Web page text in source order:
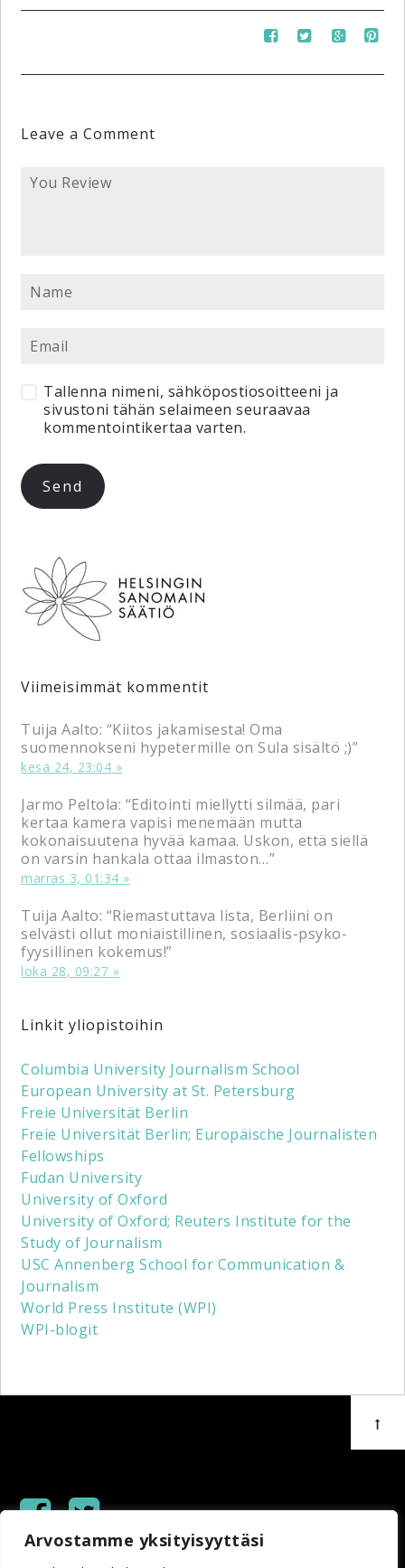
Arvostamme yksityisyyttäsi
Leave a Comment
Tallenna nimeni, sähköpostiosoitteeni ja
sivustoni tähän selaimeen seuraavaa
kommentointikertaa varten.
Viimeisimmät kommentit
Tuija Aalto: “Kiitos jakamisesta! Oma
suomennokseni hypetermille on Sula sisältö ;)”
kesä 24, 23:04
Jarmo Peltola: “Editointi miellytti silmää, pari
kertaa kamera vapisi menemään mutta
kokonaisuutena hyvää kamaa. Uskon, että siellä
on varsin hankala ottaa ilmaston…”
marras 3, 01:34
Tuija Aalto: “Riemastuttava lista, Berliini on
selvästi ollut moniaistillinen, sosiaalis-psyko-
fyysillinen kokemus!”
loka 28, 09:27
Linkit yliopistoihin
Columbia University Journalism School
European University at St. Petersburg
Freie Universität Berlin
Freie Universität Berlin; Europäische Journalisten
Fellowships
Fudan University
University of Oxford
University of Oxford; Reuters Institute for the
Study of Journalism
USC Annenberg School for Communication &
Journalism
World Press Institute (WPI)
WPI-blogit